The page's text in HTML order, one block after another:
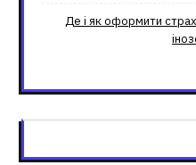
Де і як оформити